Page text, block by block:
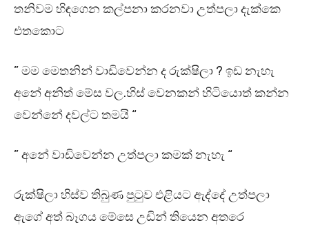
තනිවම හිඳගෙන කල්පනා කරනවා උත්පලා දැක්කෙ
එතකොට
” මම මෙතනින් වාඩිවෙන්න ද රුක්ෂිලා ? ඉඩ නැහැ
අනේ අනිත් මේස වල.හිස් වෙනකන් හිටියොත් කන්න
වෙන්නේ දවල්ට තමයි “
” අනේ වාඩිවෙන්න උත්පලා කමක් නැහැ “
රුක්ෂිලා හිස්ව තිබුණ පුටුව එළියට ඇද්දේ උත්පලා
ඇගේ අත් බෑගය මේසෙ උඩින් තියෙන අතරෙ